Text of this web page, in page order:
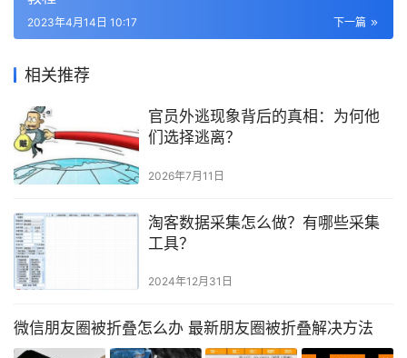
下一篇
2023年4月14日 10:17
相关推荐
官员外逃现象背后的真相：为何他
们选择逃离？
2026年7月11日
淘客数据采集怎么做？有哪些采集
工具？
2024年12月31日
微信朋友圈被折叠怎么办 最新朋友圈被折叠解决方法